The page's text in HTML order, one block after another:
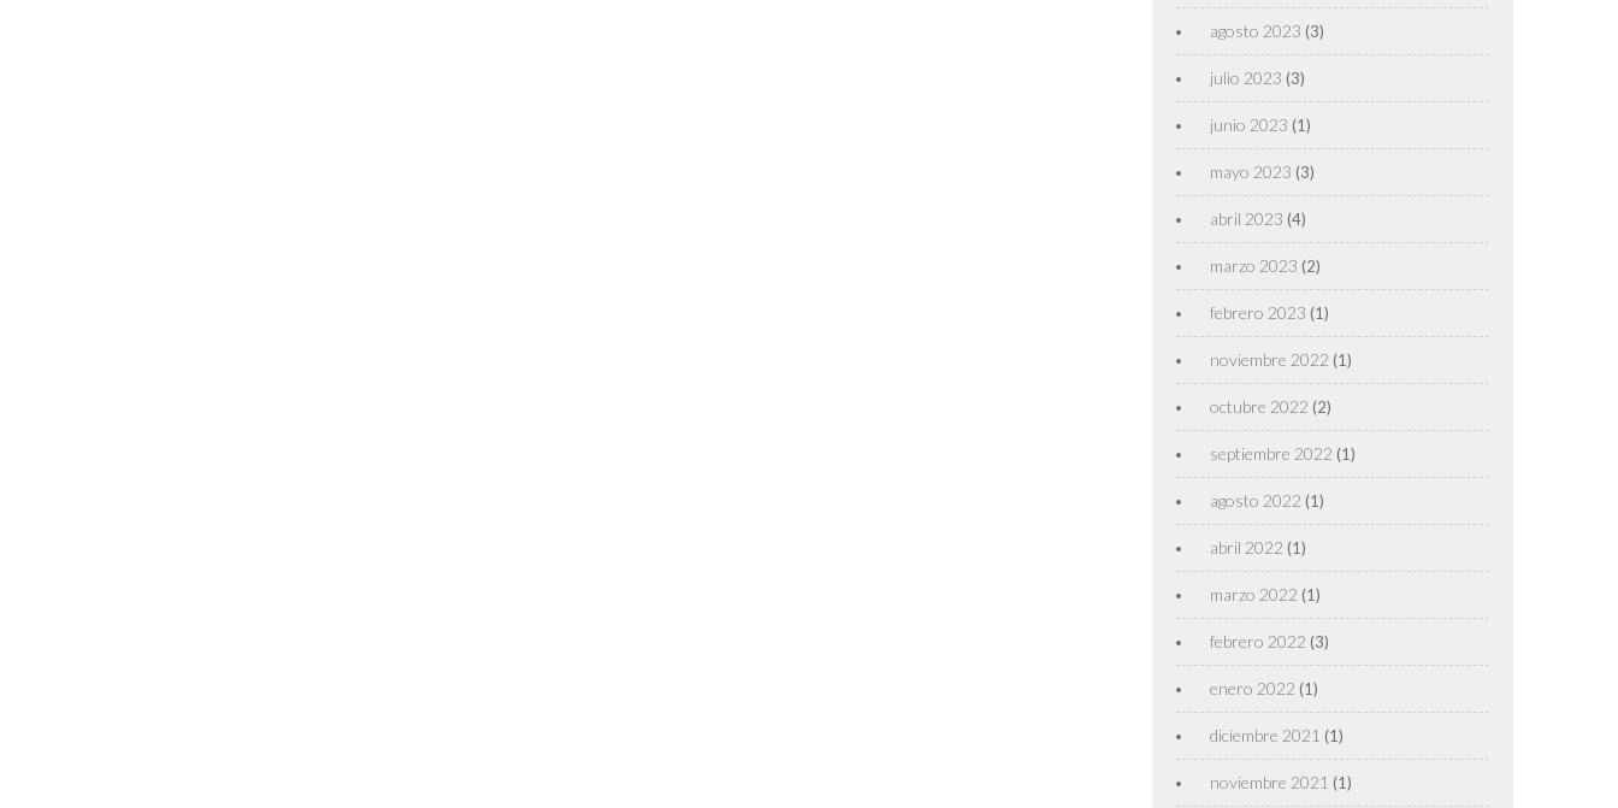
agosto 2023 (3)
julio 2023 (3)
junio 2023 (1)
mayo 2023 (3)
abril 2023 (4)
marzo 2023 (2)
febrero 2023 (1)
noviembre 2022 (1)
octubre 2022 (2)
septiembre 2022 (1)
agosto 2022 (1)
abril 2022 (1)
marzo 2022 (1)
febrero 2022 (3)
enero 2022 (1)
diciembre 2021 (1)
noviembre 2021 (1)